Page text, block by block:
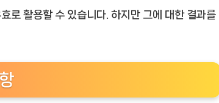
로 활용할 수 있습니다. 하지만 그에 대한 결과를